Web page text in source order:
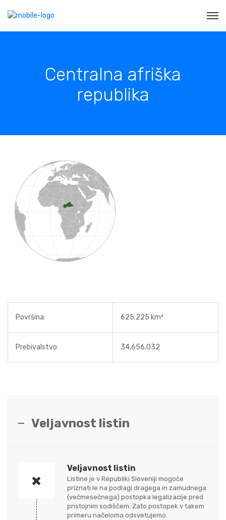
Centralna afriška
republika
Površina: 625.225 km²
Prebivalstvo: 34,656,032
Veljavnost listin
Veljavnost listin
Listine je v Republiki Sloveniji mogoče
priznati le na podlagi dragega in zamudnega
(večmesečnega) postopka legalizacije pred
pristojnim sodiščem. Zato postopek v takem
primeru načeloma odsvetujemo.